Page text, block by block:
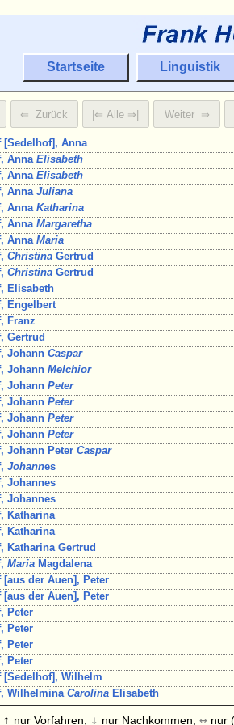
Startseite Linguistik
[Sedelhof], Anna
AnnaElisabeth
AnnaElisabeth
AnnaJuliana
AnnaKatharina
AnnaMargaretha
AnnaMaria
Christina Gertrud
Christina Gertrud
Elisabeth
Engelbert
Franz
Gertrud
JohannCaspar
JohannMelchior
JohannPeter
JohannPeter
JohannPeter
JohannPeter
Johann PeterCaspar
Johannes
Johannes
Johannes
Katharina
Katharina
Katharina Gertrud
Maria Magdalena
[aus der Auen], Peter
[aus der Auen], Peter
Peter
Peter
Peter
Peter
[Sedelhof], Wilhelm
WilhelminaCarolina Elisabeth
↑ nur Vorfahren, ↓ nur Nachkommen, ↔ nur